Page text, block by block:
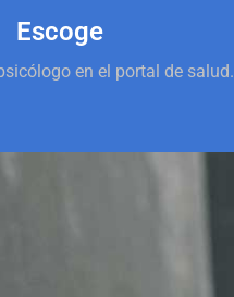
Escoge
en el portal de salud.